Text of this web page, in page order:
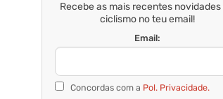
Recebe as mais recentes novidades
ciclismo no teu email!
Email:
Concordas com a Pol. Privacidade.